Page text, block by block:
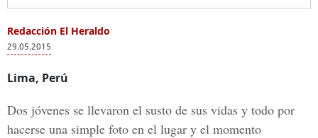
Redacción El Heraldo
29.05.2015
Lima, Perú
Dos jóvenes se llevaron el susto de sus vidas y todo por
hacerse una simple foto en el lugar y el momento